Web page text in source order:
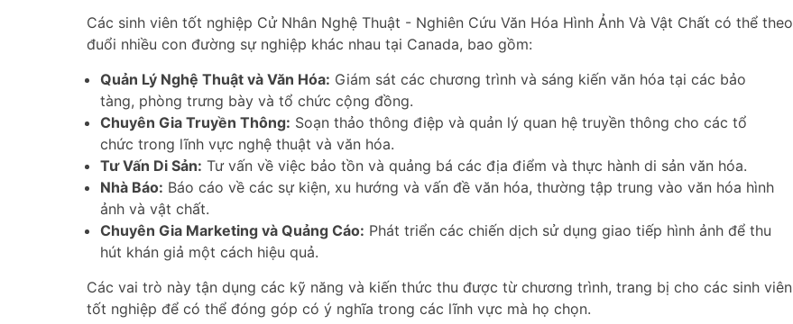
Các sinh viên tốt nghiệp Cử Nhân Nghệ Thuật - Nghiên Cứu Văn Hóa Hình Ảnh Và Vật Chất có thể theo
đuổi nhiều con đường sự nghiệp khác nhau tại Canada, bao gồm:
Quản Lý Nghệ Thuật và Văn Hóa: Giám sát các chương trình và sáng kiến văn hóa tại các bảo
tàng, phòng trưng bày và tổ chức cộng đồng.
Chuyên Gia Truyền Thông: Soạn thảo thông điệp và quản lý quan hệ truyền thông cho các tổ
chức trong lĩnh vực nghệ thuật và văn hóa.
Tư Vấn Di Sản: Tư vấn về việc bảo tồn và quảng bá các địa điểm và thực hành di sản văn hóa.
Nhà Báo: Báo cáo về các sự kiện, xu hướng và vấn đề văn hóa, thường tập trung vào văn hóa hình
ảnh và vật chất.
Chuyên Gia Marketing và Quảng Cáo: Phát triển các chiến dịch sử dụng giao tiếp hình ảnh để thu
hút khán giả một cách hiệu quả.
Các vai trò này tận dụng các kỹ năng và kiến thức thu được từ chương trình, trang bị cho các sinh viên
tốt nghiệp để có thể đóng góp có ý nghĩa trong các lĩnh vực mà họ chọn.